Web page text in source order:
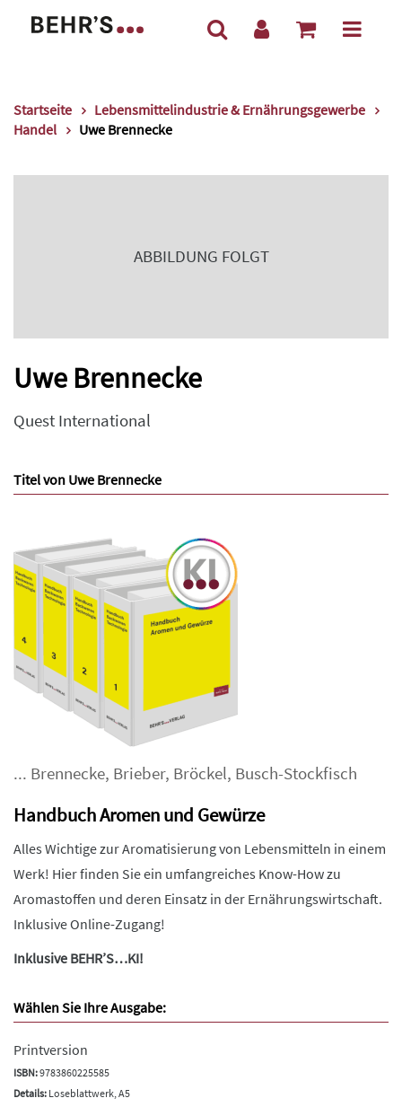
Startseite
Lebensmittelindustrie & Ernährungsgewerbe
Handel
Uwe Brennecke
ABBILDUNG FOLGT
Uwe Brennecke
Quest International
Titel von Uwe Brennecke
... Brennecke, Brieber, Bröckel, Busch-Stockfisch
Handbuch Aromen und Gewürze
Alles Wichtige zur Aromatisierung von Lebensmitteln in einem
Werk! Hier finden Sie ein umfangreiches Know-How zu
Aromastoffen und deren Einsatz in der Ernährungswirtschaft.
Inklusive Online-Zugang!
Inklusive BEHR’S…KI!
Wählen Sie Ihre Ausgabe:
Printversion
ISBN:9783860225585
Details: Loseblattwerk, A5